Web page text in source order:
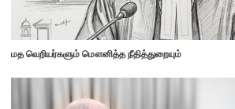
மத வெறியர்களும் மௌனித்த நீதித்துறையும்